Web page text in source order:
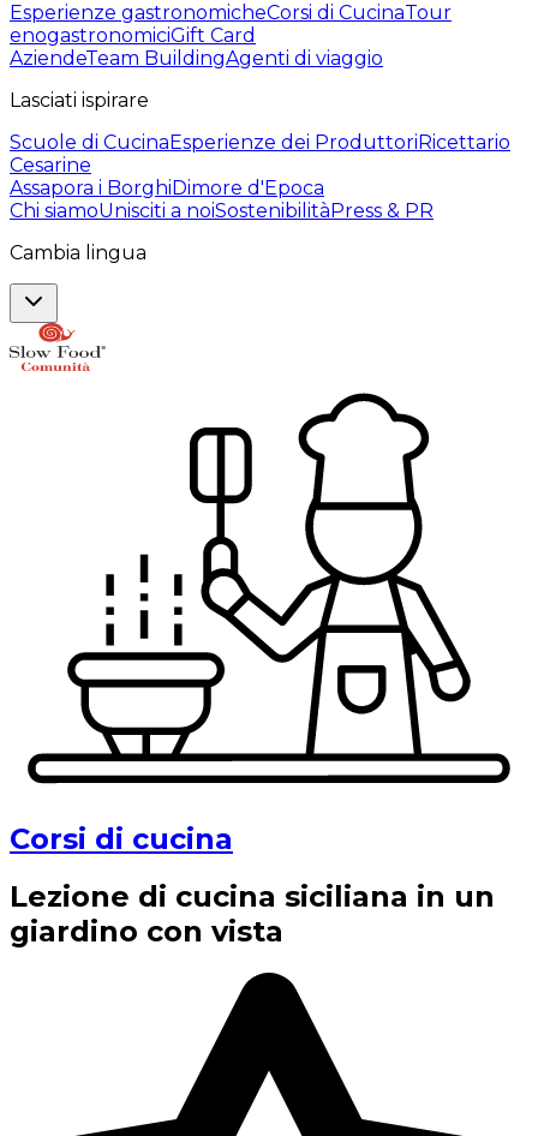
Esperienze gastronomicheCorsi di CucinaTour
enogastronomiciGift Card
AziendeTeam BuildingAgenti di viaggio
Lasciati ispirare
Scuole di CucinaEsperienze dei ProduttoriRicettario
Cesarine
Assapora i BorghiDimore d'Epoca
Chi siamoUnisciti a noiSostenibilitàPress & PR
Cambia lingua
Corsi di cucina
Lezione di cucina siciliana in un
giardino con vista